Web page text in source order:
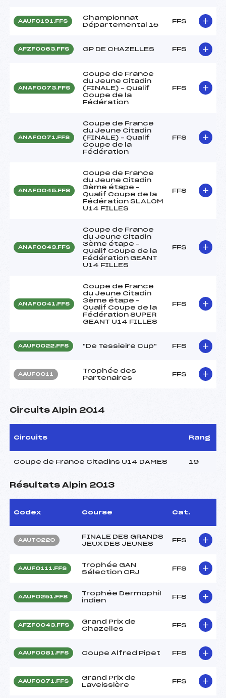
AAUF0191.FFS
Championnat
Départemental 15
FFS
AFZF0063.FFS GP DE CHAZELLES FFS
ANAF0073.FFS
Coupe de France
du Jeune Citadin
(FINALE) – Qualif
Coupe de la
Fédération
FFS
ANAF0071.FFS
Coupe de France
du Jeune Citadin
(FINALE) – Qualif
Coupe de la
Fédération
FFS
ANAF0045.FFS
Coupe de France
du Jeune Citadin
3ème étape –
Qualif Coupe de la
Fédération SLALOM
U14 FILLES
FFS
ANAF0043.FFS
Coupe de France
du Jeune Citadin
3ème étape –
Qualif Coupe de la
Fédération GEANT
U14 FILLES
FFS
ANAF0041.FFS
Coupe de France
du Jeune Citadin
3ème étape –
Qualif Coupe de la
Fédération SUPER
GEANT U14 FILLES
FFS
AAUF0022.FFS "De Tessieire Cup" FFS
AAUF0011
Trophée des
Partenaires
FFS
Circuits Alpin 2014
Circuits Rang
Coupe de France Citadins U14 DAMES 19
Résultats Alpin 2013
Codex Course Cat.
AAUT0220
FINALE DES GRANDS
JEUX DES JEUNES
FFS
AAUF0111.FFS
Trophée GAN
Sélection CRJ
FFS
AAUF0251.FFS
Trophée Dermophil
indien
FFS
AFZF0043.FFS
Grand Prix de
Chazelles
FFS
AAUF0081.FFS Coupe Alfred Pipet FFS
AAUF0071.FFS
Grand Prix de
Laveissière
FFS